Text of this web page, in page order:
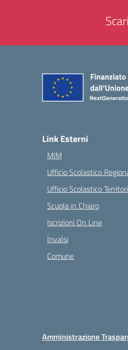
Link Esterni
MIM
Ufficio Scolastico
Ufficio Scolastico
Scuola in Chiaro
Iscrizioni On Line
Invalsi
Comune
Amministrazione